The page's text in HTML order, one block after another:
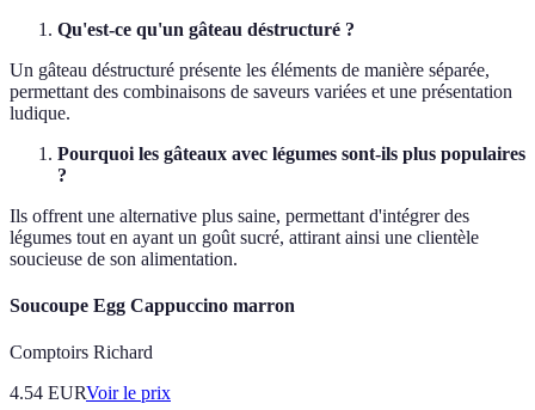
Qu'est-ce qu'un gâteau déstructuré ?
Un gâteau déstructuré présente les éléments de manière séparée,
permettant des combinaisons de saveurs variées et une présentation
ludique.
Pourquoi les gâteaux avec légumes sont-ils plus populaires
?
Ils offrent une alternative plus saine, permettant d'intégrer des
légumes tout en ayant un goût sucré, attirant ainsi une clientèle
soucieuse de son alimentation.
Soucoupe Egg Cappuccino marron
Comptoirs Richard
4.54 EURVoir le prix